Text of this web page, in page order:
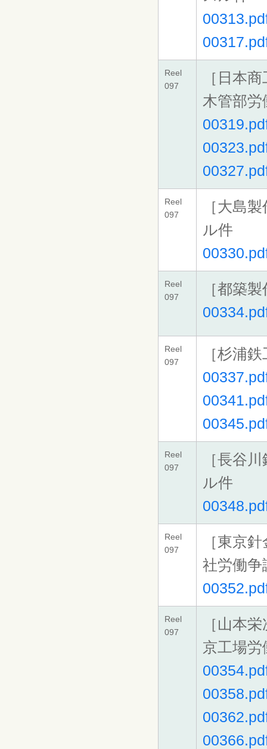
Reel
097
［日本
木管部
Reel
097
［大島
ル件
Reel
097
［都築
Reel
097
［杉浦
Reel
097
［長谷
ル件
Reel
097
［東京
社労働
Reel
097
［山本
京工場